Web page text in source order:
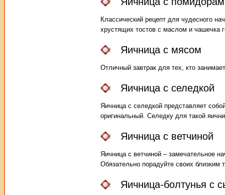
Классический рецепт для чудесного
хрустящих тостов с маслом и чашечка
Яичница с мясом
Отличный завтрак для тех, кто
Яичница с селедкой
Яичница с селедкой представляет
оригинальный. Селедку для такой
Яичница с ветчиной
Яичница с ветчиной – замечательное
Обязательно порадуйте своих близким
Яичница-болтунья с